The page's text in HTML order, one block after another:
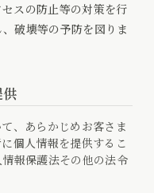
スの防止等の対策を行
破壊等の予防を図りま
、あらかじめお客さま
個人情報を提供するこ
報保護法その他の法令